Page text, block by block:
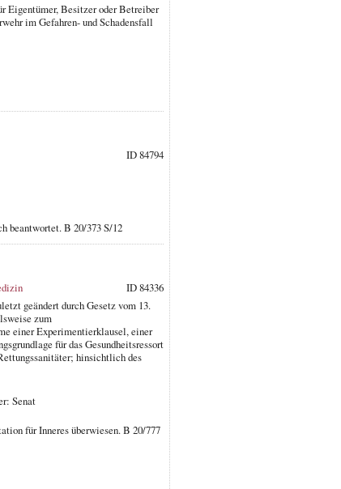
Eigentümer, Besitzer oder Betreiber
im Gefahren- und Schadensfall
ID 84794
beantwortet. B 20/373 S/12
ID 84336
geändert durch Gesetz vom 13.
zum
einer Experimentierklausel, einer
für das Gesundheitsressort
hinsichtlich des
Senat
für Inneres überwiesen. B 20/777